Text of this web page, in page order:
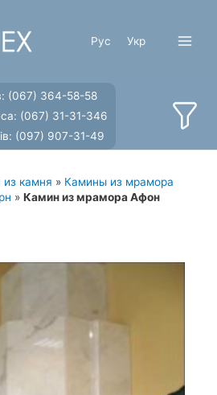
Рус Укр
(067) 364-58-58
(067) 31-31-346
(097) 907-31-49
из камня » Камины из мрамора
» Камин из мрамора Афон